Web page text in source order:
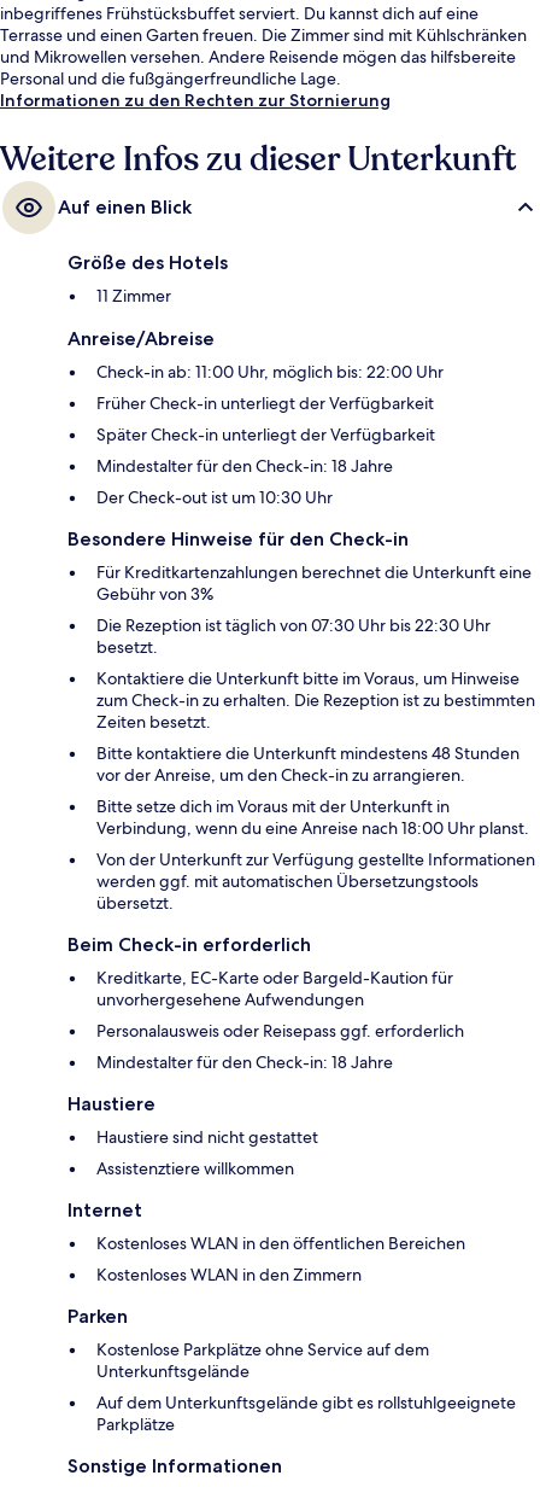
inbegriffenes Frühstücksbuffet serviert. Du kannst dich auf eine
Terrasse und einen Garten freuen. Die Zimmer sind mit Kühlschränken
und Mikrowellen versehen. Andere Reisende mögen das hilfsbereite
Personal und die fußgängerfreundliche Lage.
Informationen zu den Rechten zur Stornierung
Weitere Infos zu dieser Unterkunft
Auf einen Blick
Größe des Hotels
11 Zimmer
Anreise/Abreise
Check-in ab: 11:00 Uhr, möglich bis: 22:00 Uhr
Früher Check-in unterliegt der Verfügbarkeit
Später Check-in unterliegt der Verfügbarkeit
Mindestalter für den Check-in: 18 Jahre
Der Check-out ist um 10:30 Uhr
Besondere Hinweise für den Check-in
Für Kreditkartenzahlungen berechnet die Unterkunft eine
Gebühr von 3%
Die Rezeption ist täglich von 07:30 Uhr bis 22:30 Uhr
besetzt.
Kontaktiere die Unterkunft bitte im Voraus, um Hinweise
zum Check-in zu erhalten. Die Rezeption ist zu bestimmten
Zeiten besetzt.
Bitte kontaktiere die Unterkunft mindestens 48 Stunden
vor der Anreise, um den Check-in zu arrangieren.
Bitte setze dich im Voraus mit der Unterkunft in
Verbindung, wenn du eine Anreise nach 18:00 Uhr planst.
Von der Unterkunft zur Verfügung gestellte Informationen
werden ggf. mit automatischen Übersetzungstools
übersetzt.
Beim Check-in erforderlich
Kreditkarte, EC-Karte oder Bargeld-Kaution für
unvorhergesehene Aufwendungen
Personalausweis oder Reisepass ggf. erforderlich
Mindestalter für den Check-in: 18 Jahre
Haustiere
Haustiere sind nicht gestattet
Assistenztiere willkommen
Internet
Kostenloses WLAN in den öffentlichen Bereichen
Kostenloses WLAN in den Zimmern
Parken
Kostenlose Parkplätze ohne Service auf dem
Unterkunftsgelände
Auf dem Unterkunftsgelände gibt es rollstuhlgeeignete
Parkplätze
Sonstige Informationen